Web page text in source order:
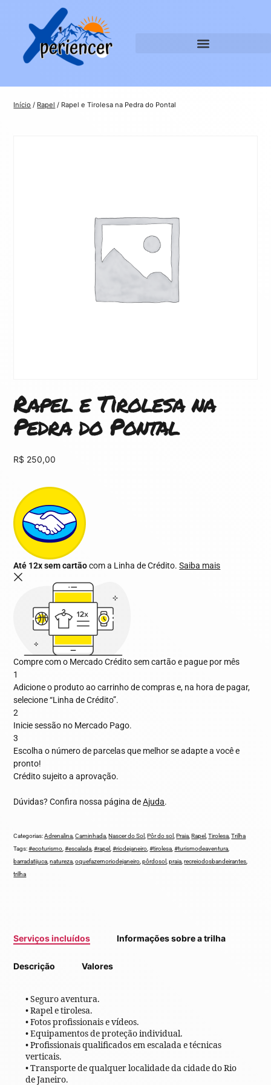
Início / Rapel / Rapel e Tirolesa na Pedra do Pontal
Rapel e Tirolesa na
Pedra do Pontal
R$ 250,00
Até 12x sem cartãocom a Linha de Crédito. Saiba mais
Compre com o Mercado Crédito sem cartão e pague por mês
1
Adicione o produto ao carrinho de compras e, na hora de pagar,
selecione “Linha de Crédito”.
2
Inicie sessão no Mercado Pago.
3
Escolha o número de parcelas que melhor se adapte a você e
pronto!
Crédito sujeito a aprovação.
Dúvidas? Confira nossa página deAjuda.
Categorias:Adrenalina ,Caminhada ,Nascer do Sol ,Pôr do sol ,Praia ,Rapel ,Tirolesa ,Trilha
Tags:#ecoturismo ,#escalada ,#rapel ,#riodejaneiro ,#tirolesa ,#turismodeaventura
barradatijuca ,natureza ,oquefazernoriodejaneiro ,pôrdosol ,praia ,recreiodosbandeirantes
trilha
Serviços incluídos Informações sobre a trilha
Descrição Valores
• Seguro aventura.
• Rapel e tirolesa.
• Fotos profissionais e vídeos.
• Equipamentos de proteção individual.
• Profissionais qualificados em escalada e técnicas
verticais.
• Transporte de qualquer localidade da cidade do Rio
de Janeiro.